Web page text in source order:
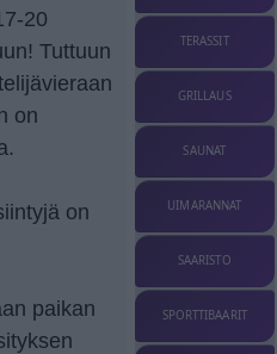
20
Tuttuun
on
on
paikan
TERASSIT
GRILLAUS
SAUNAT
UIMARANNAT
SAARISTO
SPORTTIBAARIT